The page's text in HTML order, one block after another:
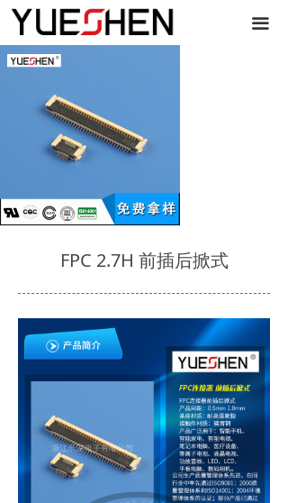
끀
FPC 2.7H 前插后掀式